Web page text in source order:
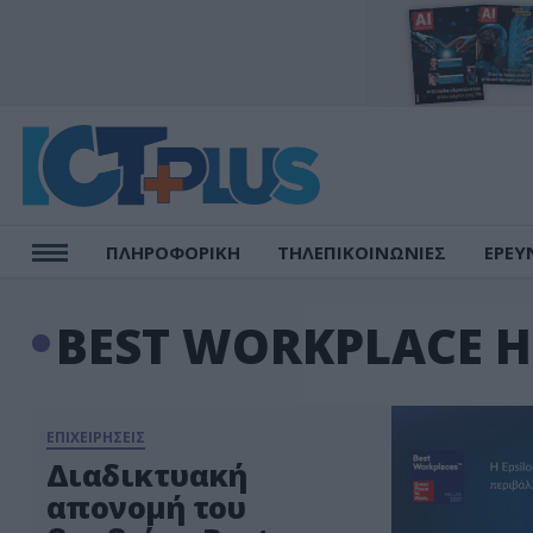
ΠΛΗΡΟΦΟΡΙΚΗ ΤΗΛΕΠΙΚΟΙΝΩΝΙΕΣ
BEST WORKPLACE
ΕΠΙΧΕΙΡΗΣΕΙΣ
Διαδικτυακή
απονομή του